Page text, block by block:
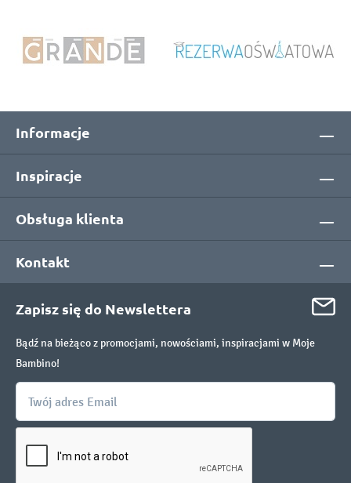
Informacje
Inspiracje
Obsługa klienta
Kontakt
Zapisz się do Newslettera
Bądź na bieżąco z promocjami, nowościami, inspiracjami w Moje
Bambino!